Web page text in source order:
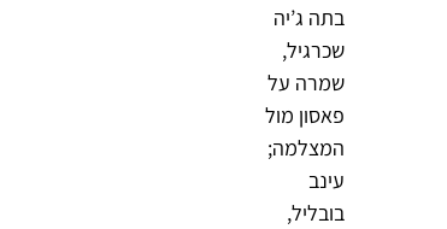
בתה ג’יה
שכרגיל,
שמרה על
פאסון מול
המצלמה;
עינב
בובליל,